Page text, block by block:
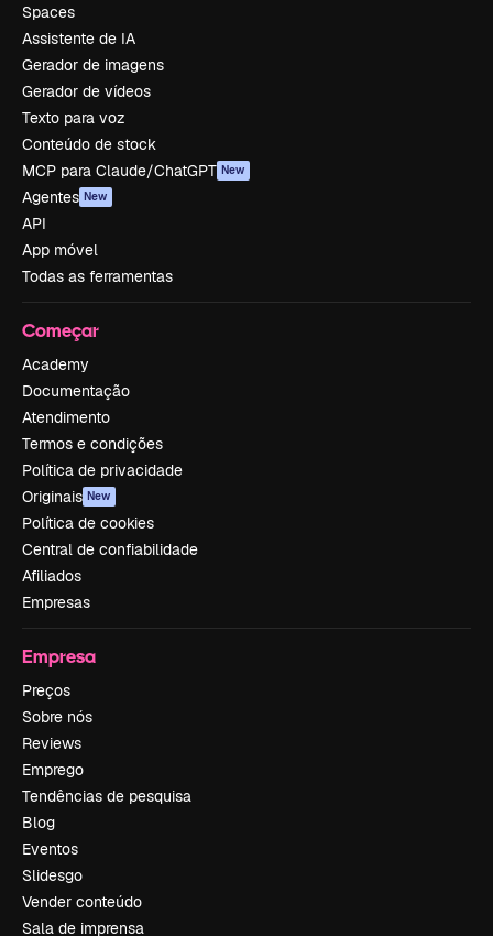
Spaces
Assistente de IA
Gerador de imagens
Gerador de vídeos
Texto para voz
Conteúdo de stock
MCP para Claude/ChatGPT New
Agentes New
API
App móvel
Todas as ferramentas
Começar
Academy
Documentação
Atendimento
Termos e condições
Política de privacidade
Originais New
Política de cookies
Central de confiabilidade
Afiliados
Empresas
Empresa
Preços
Sobre nós
Reviews
Emprego
Tendências de pesquisa
Blog
Eventos
Slidesgo
Vender conteúdo
Sala de imprensa